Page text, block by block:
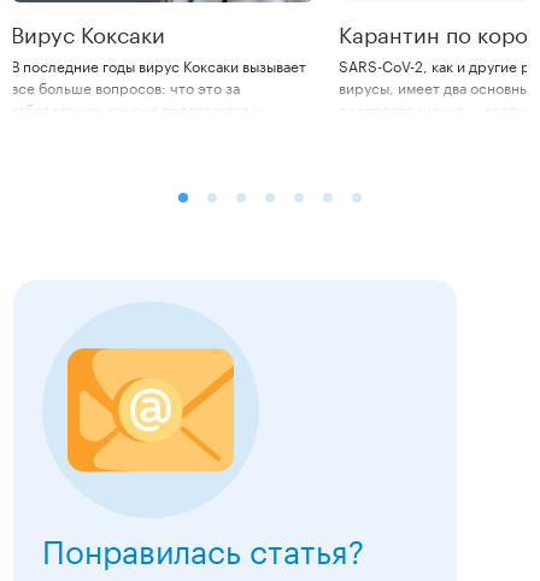
Вирус Коксаки
В последние годы вирус Коксаки вызывает
все больше вопросов: что это за
заболевание, как оно проявляется и
России. Коксаки в Турции получил
Карантин по
SARS-CoV-2, как и другие
вирусы, имеет два основных
геновариантов. Как
Понравилась статья?